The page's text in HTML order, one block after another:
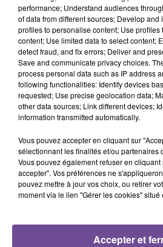
DERNIERS TITRES
13h45
13h45
M. POKORA
Trophée
13h41
13h41
GEORGE EZRA
Shotgun
performance; Understand audiences
of data from different sources; Develop
profiles to personalise content; Use profiles
content; Use limited data to select content;
detect fraud, and fix errors; Deliver and
Save and communicate privacy choices.
process personal data such as IP address
following functionalities: Identify devices
requested; Use precise geolocation data;
other data sources; Link different devices;
information transmitted automatically.
Vous pouvez accepter en cliquant sur
sélectionnant les finalités et/ou partenaires
Vous pouvez également refuser en
accepter". Vos préférences ne
pouvez mettre à jour vos choix, ou retirer
moment via le lien "Gérer les cookies"
Accepter et